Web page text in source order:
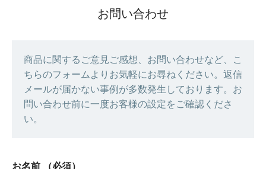
お問い合わせ
商品に関するご意見ご感想、お問い合わせなど、こ
ちらのフォームよりお気軽にお尋ねください。返信
メールが届かない事例が多数発生しております。お
問い合わせ前に一度お客様の設定をご確認くださ
い。
お名前 （必須）